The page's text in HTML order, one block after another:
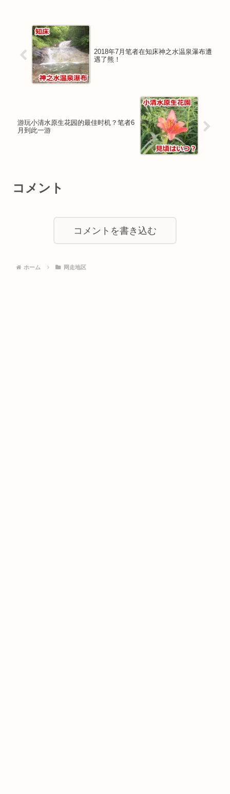
2018年7月笔者在知床神之水温泉瀑布遭
遇了熊！
游玩小清水原生花园的最佳时机？笔者6
月到此一游
コメント
コメントを書き込む
ホーム 网走地区